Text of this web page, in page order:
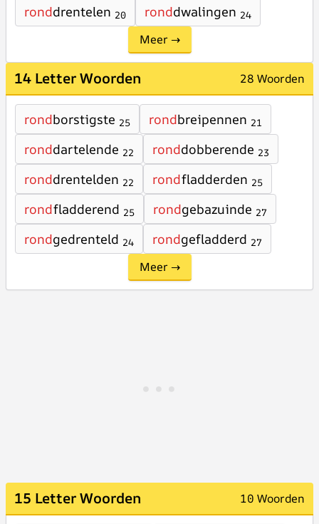
ronddrentelen 20 ronddwalingen 24
Meer →
14 Letter Woorden 28 Woorden
rondborstigste 25 rondbreipennen 21
ronddartelende 22 ronddobberende 23
ronddrentelden 22 rondfladderden 25
rondfladderend 25 rondgebazuinde 27
rondgedrenteld 24 rondgefladderd 27
Meer →
15 Letter Woorden 10 Woorden